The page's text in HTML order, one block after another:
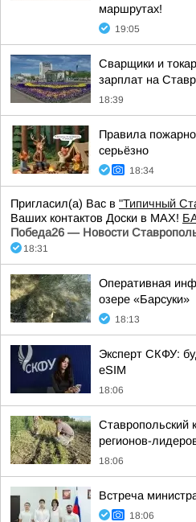
маршрутах!
19:05
Сварщики и
зарплат на
18:39
Правила
серьёзно
18:34
Пригласил(а) Вас в "Типичный
Ваших контактов Доски в МАХ!
Победа26 — Новости
18:31
Оперативная
озере «Барсуки»
18:13
Эксперт СКФУ:
eSIM
18:06
Ставропольский
регионов-
18:06
Встреча
18:06